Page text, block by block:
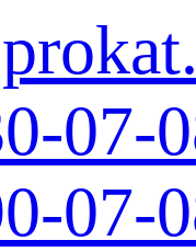
07-
07-